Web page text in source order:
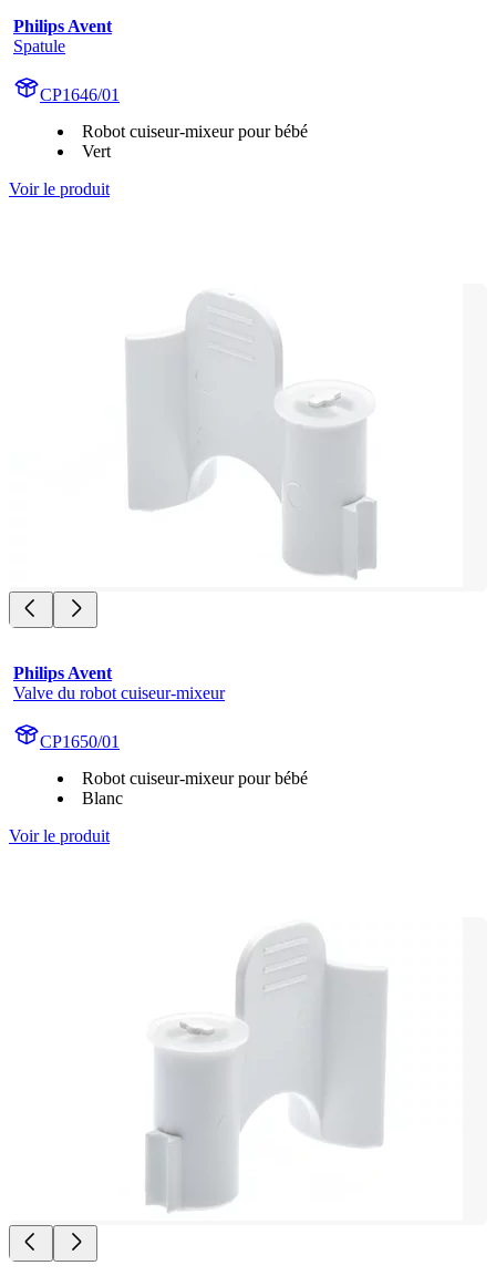
Philips Avent
Spatule
CP1646/01
Robot cuiseur-mixeur pour bébé
Vert
Voir le produit
Philips Avent
Valve du robot cuiseur-mixeur
CP1650/01
Robot cuiseur-mixeur pour bébé
Blanc
Voir le produit